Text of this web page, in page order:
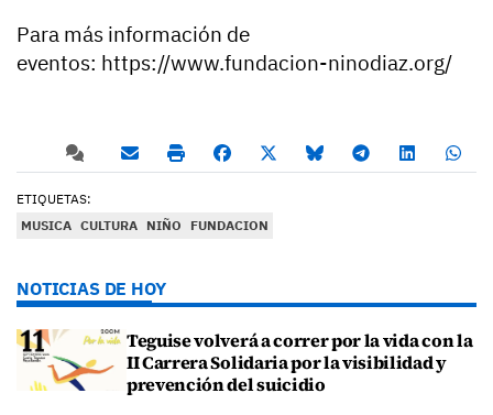
Para más información de
eventos: https://www.fundacion-ninodiaz.org/
ETIQUETAS:
MUSICA CULTURA NIÑO FUNDACION
NOTICIAS DE HOY
Teguise volverá a correr por la vida con la
II Carrera Solidaria por la visibilidad y
prevención del suicidio